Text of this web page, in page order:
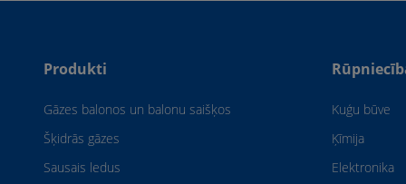
Produkti
Gāzes balonos un balonu saišķos
Šķidrās gāzes
Sausais ledus
Kuģu būve
Ķīmija
Elektronika